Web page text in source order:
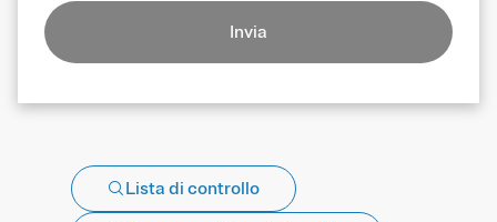
Invia
Lista di controllo